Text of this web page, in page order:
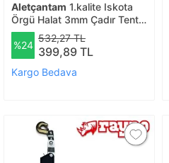
Aletçantam 1.kalite Iskota
Örgü Halat 3mm Çadır Tente
Branda Eşya Bağlama Şakül
Denizci İpi - 50 Mt
%24
532,27 TL
399,89 TL
Kargo Bedava